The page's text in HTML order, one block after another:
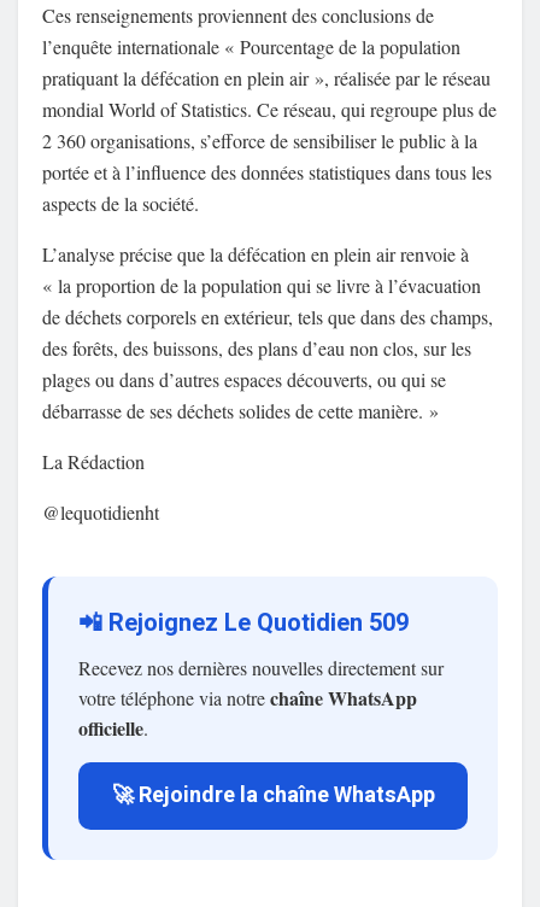
Ces renseignements proviennent des conclusions de
l’enquête internationale « Pourcentage de la population
pratiquant la défécation en plein air », réalisée par le réseau
mondial World of Statistics. Ce réseau, qui regroupe plus de
2 360 organisations, s’efforce de sensibiliser le public à la
portée et à l’influence des données statistiques dans tous les
aspects de la société.
L’analyse précise que la défécation en plein air renvoie à
« la proportion de la population qui se livre à l’évacuation
de déchets corporels en extérieur, tels que dans des champs,
des forêts, des buissons, des plans d’eau non clos, sur les
plages ou dans d’autres espaces découverts, ou qui se
débarrasse de ses déchets solides de cette manière. »
La Rédaction
@lequotidienht
📲 Rejoignez Le Quotidien 509
Recevez nos dernières nouvelles directement sur
votre téléphone via notrechaîne WhatsApp
officielle.
🚀 Rejoindre la chaîne WhatsApp